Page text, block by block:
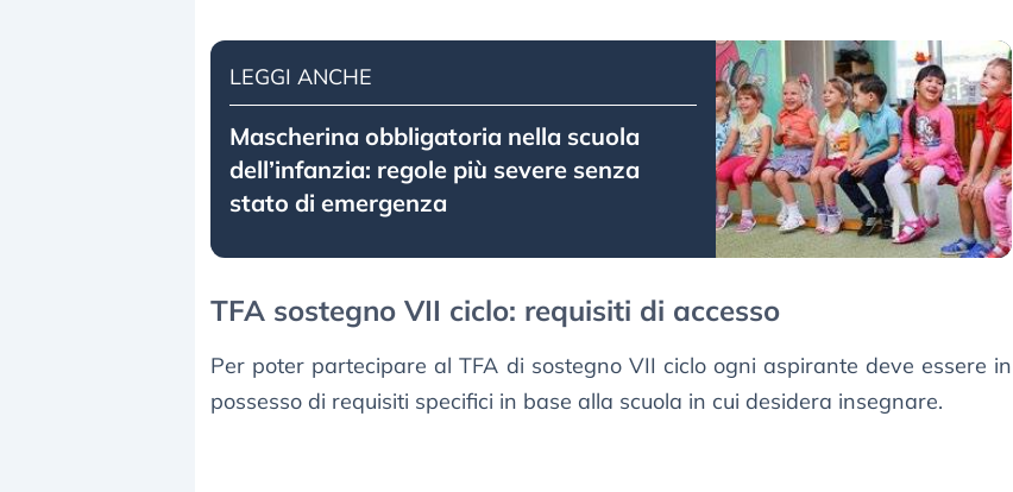
LEGGI ANCHE
Mascherina obbligatoria nella scuola
dell’infanzia: regole più severe senza
stato di emergenza
TFA sostegno VII ciclo: requisiti di accesso
Per poter partecipare al TFA di sostegno VII ciclo ogni aspirante deve essere in
possesso di requisiti specifici in base alla scuola in cui desidera insegnare.